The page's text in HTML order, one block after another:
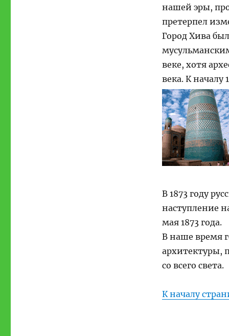
нашей эры,
претерпел
Город Хива
веке, хотя
века. К началу
В 1873 году
наступление
мая 1873года.
В наше время
архитектуры,
со всего света.
К началу